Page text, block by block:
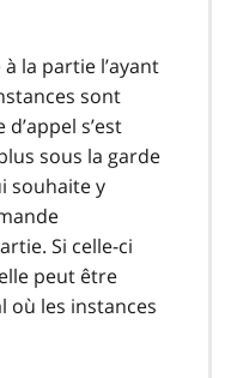
la partie l’ayant
sont
s’est
sous la garde
souhaite y
Si celle-ci
peut être
où les instances